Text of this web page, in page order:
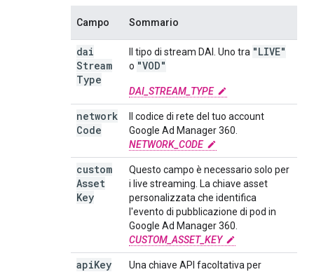
Campo Sommario
dai
Stream
Type
Il tipo di stream DAI. Uno tra "LIVE"
o "VOD"
DAI_STREAM_TYPE
network
Code
Il codice di rete del tuo account
Google Ad Manager 360.
NETWORK_CODE
custom
Asset
Key
Questo campo è necessario solo per
i live streaming. La chiave asset
personalizzata che identifica
l'evento di pubblicazione di pod in
Google Ad Manager 360.
CUSTOM_ASSET_KEY
apiKey
Una chiave API facoltativa per